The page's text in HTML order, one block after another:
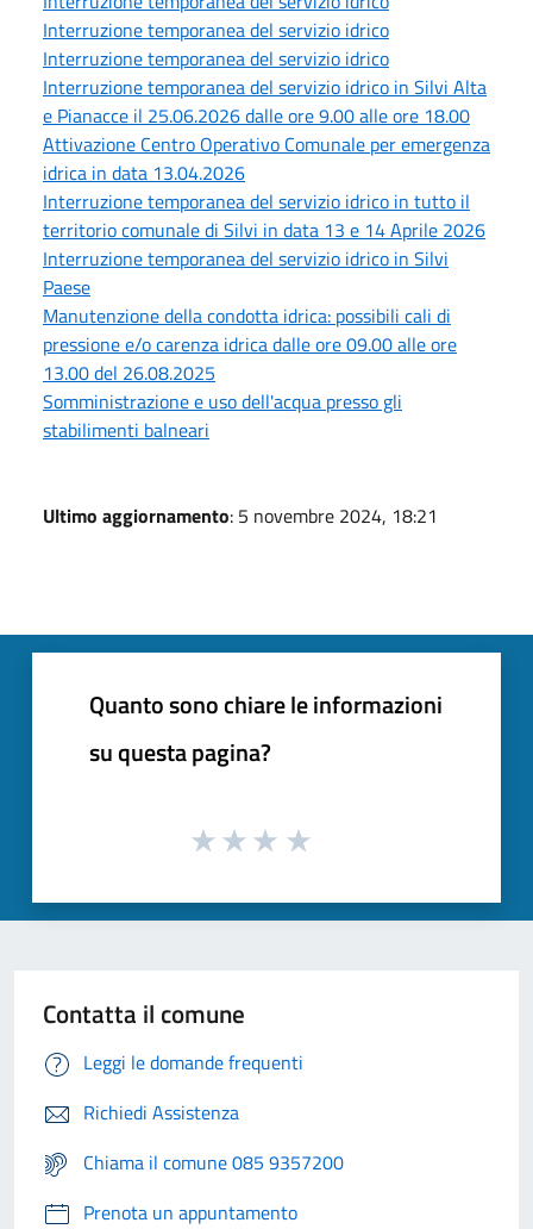
Interruzione temporanea del servizio idrico
Interruzione temporanea del servizio idrico
Interruzione temporanea del servizio idrico in Silvi Alta
e Pianacce il 25.06.2026 dalle ore 9.00 alle ore 18.00
Attivazione Centro Operativo Comunale per emergenza
idrica in data 13.04.2026
Interruzione temporanea del servizio idrico in tutto il
territorio comunale di Silvi in data 13 e 14 Aprile 2026
Interruzione temporanea del servizio idrico in Silvi
Paese
Manutenzione della condotta idrica: possibili cali di
pressione e/o carenza idrica dalle ore 09.00 alle ore
13.00 del 26.08.2025
Somministrazione e uso dell'acqua presso gli
stabilimenti balneari
Ultimo aggiornamento: 5 novembre 2024, 18:21
Quanto sono chiare le informazioni
su questa pagina?
Contatta il comune
Leggi le domande frequenti
Richiedi Assistenza
Chiama il comune 085 9357200
Prenota un appuntamento